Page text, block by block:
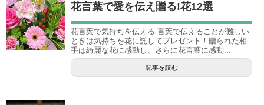
花言葉で愛を伝え贈る!花12選
花言葉で気持ちを伝える 言葉で伝えることが難しい
ときは気持ちを花に託してプレゼント！贈られた相
手は綺麗な花に感動し、さらに花言葉に感動...
記事を読む